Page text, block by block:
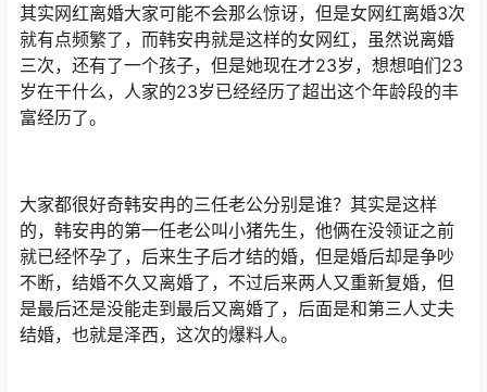
其实网红离婚大家可能不会那么惊讶，但是女网红离婚3次
就有点频繁了，而韩安冉就是这样的女网红，虽然说离婚
三次，还有了一个孩子，但是她现在才23岁，想想咱们23
岁在干什么，人家的23岁已经经历了超出这个年龄段的丰
富经历了。
大家都很好奇韩安冉的三任老公分别是谁？其实是这样
的，韩安冉的第一任老公叫小猪先生，他俩在没领证之前
就已经怀孕了，后来生子后才结的婚，但是婚后却是争吵
不断，结婚不久又离婚了，不过后来两人又重新复婚，但
是最后还是没能走到最后又离婚了，后面是和第三人丈夫
结婚，也就是泽西，这次的爆料人。